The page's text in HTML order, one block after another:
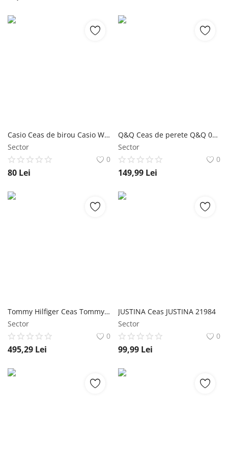
Casio Ceas de birou Casio WAKE UP TIMER TQ-140-1DF
Sector
0
80 Lei
Q&Q Ceas de perete Q&Q 0158-500Y
Sector
0
149,99 Lei
Tommy Hilfiger Ceas Tommy Hilfiger 1792042
Sector
0
495,29 Lei
JUSTINA Ceas JUSTINA 21984
Sector
0
99,99 Lei